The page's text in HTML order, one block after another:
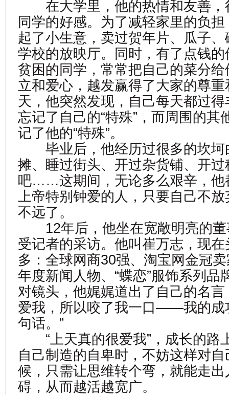
在大学里，他的热情和友善，
同学的好感。为了减轻家里的负
起了小生意，卖过贺年片、瓜子
学校的放映厅。同时，有了点钱
贫困的同学，常常把自己的菜分
立和爱心，越发赢得了大家的尊
天，他突然发现，自己每天都过
忘记了自己的“特殊”，而周围的其
记了他的“特殊”。
毕业后，他经历过很多的坎坷
摊、睡过街头、开过杂货铺、开
吧……这期间，无论多么艰辛，他
上帝特别钟爱的人，只要自己不
不远了。
12年后，他坐在宽敞明亮的董
受记者的采访。他叫崔万志，现
多：全球网商30强、淘宝网金冠
年度新闻人物、“蝶恋”服饰系列
对镜头，他娓娓道出了自己的名言
爱我，所以咬了我一口——我的成
句话。”
“上天真的很爱我”，成长的路
自己制造的自卑时，不妨这样对
候，只需让思维转个弯，就能走
碍，从而越活越宽广。